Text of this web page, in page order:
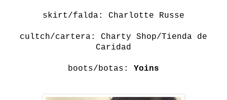
skirt/falda: Charlotte Russe
cultch/cartera: Charty Shop/Tienda de
Caridad
boots/botas: Yoins